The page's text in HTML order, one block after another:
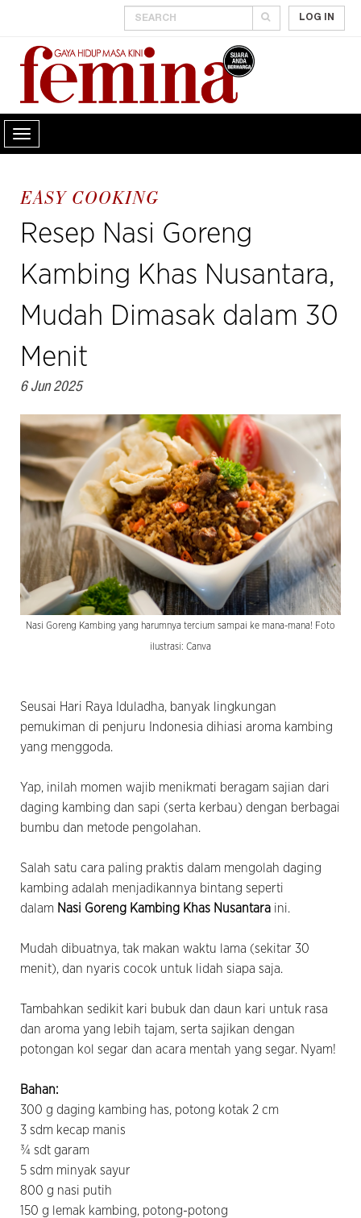
LOG IN
EASY COOKING
Resep Nasi Goreng
Kambing Khas Nusantara,
Mudah Dimasak dalam 30
Menit
6 Jun 2025
Nasi Goreng Kambing yang harumnya tercium sampai ke mana-mana! Foto
ilustrasi: Canva
Seusai Hari Raya Iduladha, banyak lingkungan
pemukiman di penjuru Indonesia dihiasi aroma kambing
yang menggoda.
Yap, inilah momen wajib menikmati beragam sajian dari
daging kambing dan sapi (serta kerbau) dengan berbagai
bumbu dan metode pengolahan.
Salah satu cara paling praktis dalam mengolah daging
kambing adalah menjadikannya bintang seperti
dalam Nasi Goreng Kambing Khas Nusantara ini.
Mudah dibuatnya, tak makan waktu lama (sekitar 30
menit), dan nyaris cocok untuk lidah siapa saja.
Tambahkan sedikit kari bubuk dan daun kari untuk rasa
dan aroma yang lebih tajam, serta sajikan dengan
potongan kol segar dan acara mentah yang segar. Nyam!
Bahan:
300 g daging kambing has, potong kotak 2 cm
3 sdm kecap manis
¾ sdt garam
5 sdm minyak sayur
800 g nasi putih
150 g lemak kambing, potong-potong